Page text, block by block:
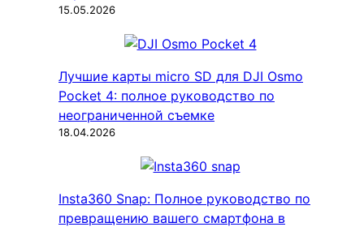
15.05.2026
Лучшие карты micro SD для DJI Osmo
Pocket 4: полное руководство по
неограниченной съемке
18.04.2026
Insta360 Snap: Полное руководство по
превращению вашего смартфона в